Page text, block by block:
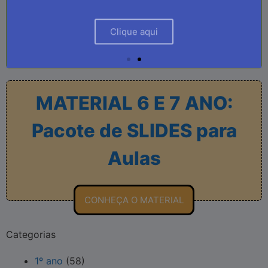
MATERIAL 6 E 7 ANO:
Pacote de SLIDES para
Aulas
CONHEÇA O MATERIAL
Categorias
1º ano (58)